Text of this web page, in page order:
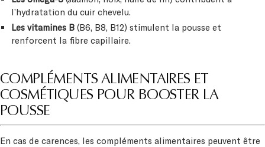
l’hydratation du cuir chevelu.
Les vitamines B(B6, B8, B12) stimulent la pousse et
renforcent la fibre capillaire.
COMPLÉMENTS ALIMENTAIRES ET
COSMÉTIQUES POUR BOOSTER LA
POUSSE
En cas de carences, les compléments alimentaires peuvent être